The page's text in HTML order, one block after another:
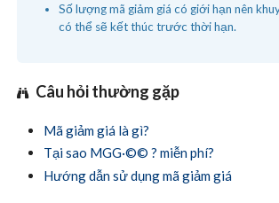
Số lượng mã giảm giá có giới hạn nên
có thể sẽ kết thúc trước thời hạn.
Câu hỏi thường gặp
Mã giảm giá là gì?
Tại sao MGG·©© ? miễn phí?
Hướng dẫn sử dụng mã giảm giá